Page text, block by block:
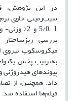
در این پژوهش،
5/0، 1 و
بررسی ریزساختار
پیوندهای هیدروژنی